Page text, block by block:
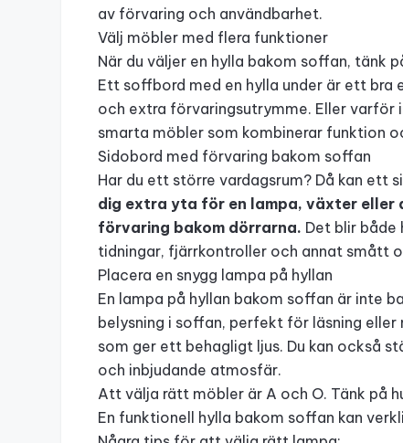
av förvaring och användbarhet.
Välj möbler med flera funktioner
När du väljer en hylla bakom soffan, tänk
Ett soffbord med en hylla under är ett bra
och extra förvaringsutrymme. Eller varför
smarta möbler som kombinerar funktion
Sidobord med förvaring bakom soffan
Har du ett större vardagsrum? Då kan ett
dig extra yta för en lampa, växter
förvaring bakom dörrarna. Det blir både
tidningar, fjärrkontroller och annat smått
Placera en snygg lampa på hyllan
En lampa på hyllan bakom soffan är inte
belysning i soffan, perfekt för läsning
som ger ett behagligt ljus. Du kan också
och inbjudande atmosfär.
Att välja rätt möbler är A och O. Tänk på
En funktionell hylla bakom soffan kan